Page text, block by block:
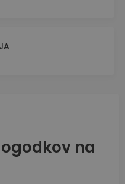
na